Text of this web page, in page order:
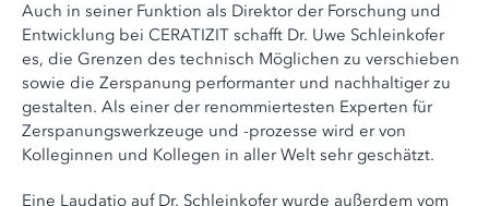
Auch in seiner Funktion als Direktor der Forschung und
Entwicklung bei CERATIZIT schafft Dr. Uwe Schleinkofer
es, die Grenzen des technisch Möglichen zu verschieben
sowie die Zerspanung performanter und nachhaltiger zu
gestalten. Als einer der renommiertesten Experten für
Zerspanungswerkzeuge und -prozesse wird er von
Kolleginnen und Kollegen in aller Welt sehr geschätzt.
Eine Laudatio auf Dr. Schleinkofer wurde außerdem vom